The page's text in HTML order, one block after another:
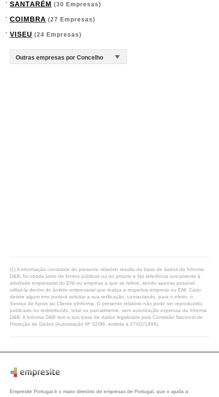
SANTARÉM (30 Empresas)
COIMBRA (27 Empresas)
VISEU (24 Empresas)
(1) A informação constante do presente relatório resulta da base de dados da Informa
D&B, foi obtida junto de fontes públicas ou do próprio e faz referência unicamente à
atividade empresarial do ENI ou empresa a que se refere, sendo apenas possível
utilizá-la dentro do âmbito empresarial que realiza a respetiva empresa ou ENI. Caso
detete algum erro poderá solicitar a sua retificação, contactando, para o efeito, o
Serviço de Apoio ao Cliente eInforma. O presente relatório não pode ser reproduzido,
publicado ou redistribuído, total ou parcialmente, sem autorização expressa da Informa
D&B. A Informa D&B tem a sua base de dados legalizada pela Comissão Nacional de
Proteção de Dados (Autorização Nº 32/96, emitida a 27/02/1996).
Empresite Portugal é o maior diretório de empresas de Portugal, que o ajuda a